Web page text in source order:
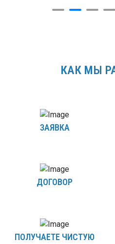
КАК МЫ
ЗАЯВКА
ДОГОВОР
ПОЛУЧАЕТЕ ЧИСТУЮ